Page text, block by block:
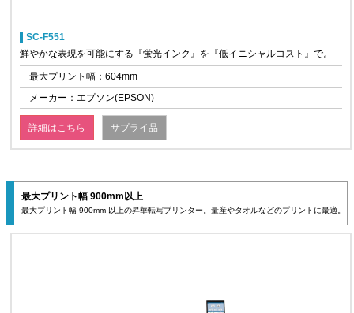
SC-F551
鮮やかな表現を可能にする『蛍光インク』を『低イニシャルコスト』で。
最大プリント幅：604mm
メーカー：エプソン(EPSON)
詳細はこちら サプライ品
最大プリント幅 900mm以上
最大プリント幅 900mm 以上の昇華転写プリンター。量産やタオルなどのプリントに最適。